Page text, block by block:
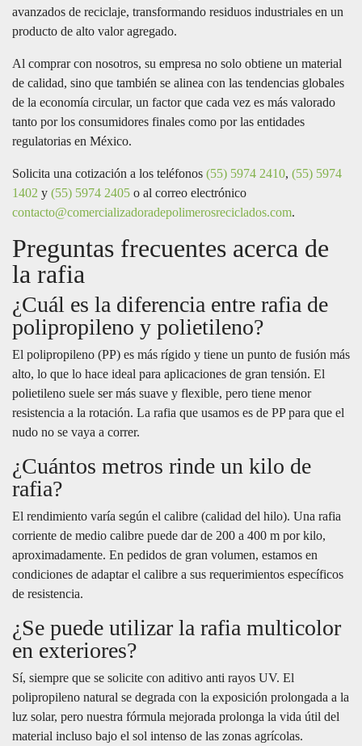
avanzados de reciclaje, transformando residuos industriales en un
producto de alto valor agregado.
Al comprar con nosotros, su empresa no solo obtiene un material
de calidad, sino que también se alinea con las tendencias globales
de la economía circular, un factor que cada vez es más valorado
tanto por los consumidores finales como por las entidades
regulatorias en México.
Solicita una cotización a los teléfonos (55) 5974 2410, (55) 5974
1402 y (55) 5974 2405 o al correo electrónico
contacto@comercializadoradepolimerosreciclados.com.
Preguntas frecuentes acerca de
la rafia
¿Cuál es la diferencia entre rafia de
polipropileno y polietileno?
El polipropileno (PP) es más rígido y tiene un punto de fusión más
alto, lo que lo hace ideal para aplicaciones de gran tensión. El
polietileno suele ser más suave y flexible, pero tiene menor
resistencia a la rotación. La rafia que usamos es de PP para que el
nudo no se vaya a correr.
¿Cuántos metros rinde un kilo de
rafia?
El rendimiento varía según el calibre (calidad del hilo). Una rafia
corriente de medio calibre puede dar de 200 a 400 m por kilo,
aproximadamente. En pedidos de gran volumen, estamos en
condiciones de adaptar el calibre a sus requerimientos específicos
de resistencia.
¿Se puede utilizar la rafia multicolor
en exteriores?
Sí, siempre que se solicite con aditivo anti rayos UV. El
polipropileno natural se degrada con la exposición prolongada a la
luz solar, pero nuestra fórmula mejorada prolonga la vida útil del
material incluso bajo el sol intenso de las zonas agrícolas.